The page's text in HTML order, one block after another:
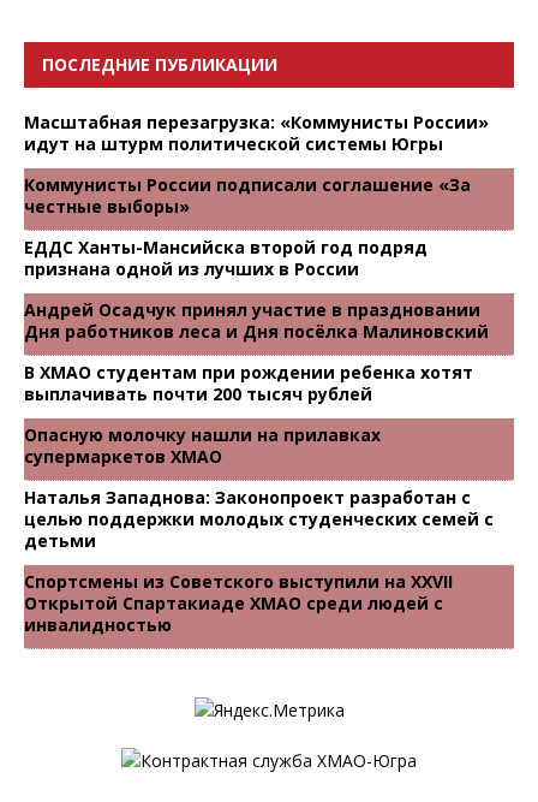
ПОСЛЕДНИЕ ПУБЛИКАЦИИ
Масштабная перезагрузка: «Коммунисты России»
идут на штурм политической системы Югры
Коммунисты России подписали соглашение «За
честные выборы»
ЕДДС Ханты-Мансийска второй год подряд
признана одной из лучших в России
Андрей Осадчук принял участие в праздновании
Дня работников леса и Дня посёлка Малиновский
В ХМАО студентам при рождении ребенка хотят
выплачивать почти 200 тысяч рублей
Опасную молочку нашли на прилавках
супермаркетов ХМАО
Наталья Западнова: Законопроект разработан с
целью поддержки молодых студенческих семей с
детьми
Спортсмены из Советского выступили на XXVII
Открытой Спартакиаде ХМАО среди людей с
инвалидностью